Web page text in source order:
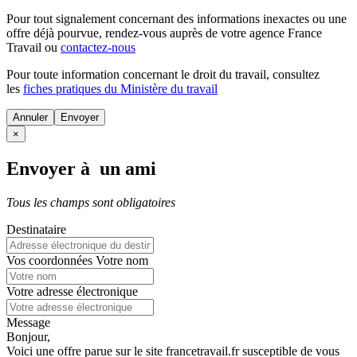
Pour tout signalement concernant des informations inexactes ou une
offre déjà pourvue, rendez-vous auprès de votre agence France
Travail ou contactez-nous
Pour toute information concernant le droit du travail, consultez
les fiches pratiques du Ministère du travail
Annuler
×
Envoyer à un ami
Tous les champs sont obligatoires
Destinataire
Vos coordonnées Votre nom
Votre adresse électronique
Message
Bonjour,
Voici une offre parue sur le site francetravail.fr susceptible de vous